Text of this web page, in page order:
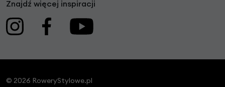
Znajdź więcej inspiracji
© 2026 RoweryStylowe.pl